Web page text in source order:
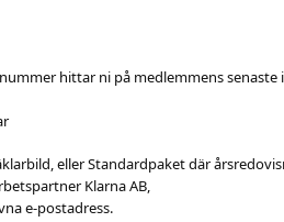
hittar ni på medlemmens senaste
eller Standardpaket där
Klarna AB,
e-postadress.